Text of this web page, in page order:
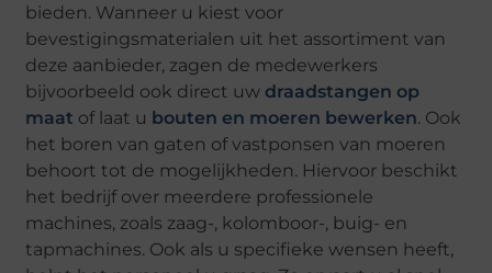
bieden. Wanneer u kiest voor
bevestigingsmaterialen uit het assortiment van
deze aanbieder, zagen de medewerkers
bijvoorbeeld ook direct uw draadstangen op
maat of laat u bouten en moeren bewerken. Ook
het boren van gaten of vastponsen van moeren
behoort tot de mogelijkheden. Hiervoor beschikt
het bedrijf over meerdere professionele
machines, zoals zaag-, kolomboor-, buig- en
tapmachines. Ook als u specifieke wensen heeft,